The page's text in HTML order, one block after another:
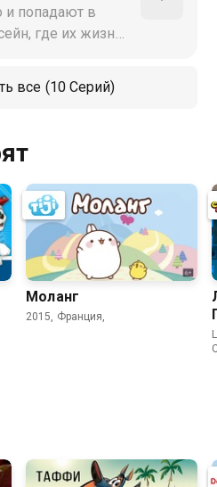
и попадают в
где их жизнь
все (10 Серий)
Моланг
2015, Франция,